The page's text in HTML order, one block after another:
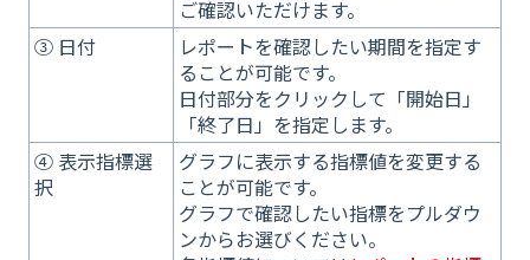
ご確認いただけます。
③ 日付
レポートを確認したい期間を指定す
ることが可能です。
日付部分をクリックして「開始日」
「終了日」を指定します。
④ 表示指標選
択
グラフに表示する指標値を変更する
ことが可能です。
グラフで確認したい指標をプルダウ
ンからお選びください。